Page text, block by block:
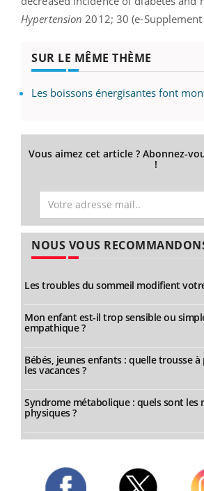
Hypertension 2012; 30 (e-Supplement
SUR LE MÊME THÈME
Les boissons énergisantes font
Vous aimez cet article ? Abonnez-
!
NOUS VOUS
Les troubles du sommeil modifient
Mon enfant est-il trop sensible ou
empathique ?
Bébés, jeunes enfants : quelle trousse
les vacances ?
Syndrome métabolique : quels sont les
physiques ?